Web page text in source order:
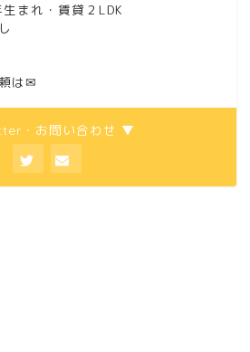
まれ・賃貸２LDK
は ✉
・お問い合わせ ▼